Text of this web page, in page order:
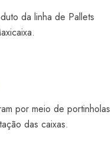
da linha de Pallets
por meio de portinholas
das caixas.